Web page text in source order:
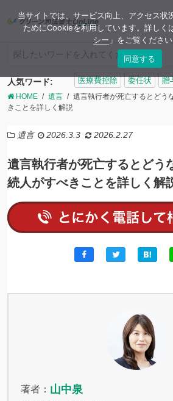
人気ワード: 医療費控除 委任状 贈
HOME 遺言
遺言執行者が死亡するとどう
きことを詳しく解説
遺言 2026.3.3 2026.2.27
遺言執行者が死亡するとどう
続人がすべきことを詳しく解
著者： 山中泉
当サイトでは、サービス向上、アクセス状
ためにCookieを利用しています。詳しく
シー 」をご覧ください
同意する